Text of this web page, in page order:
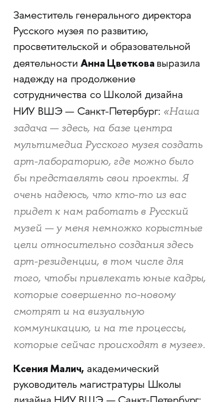
Заместитель генерального директора
Русского музея по развитию,
просветительской и образовательной
деятельностиАнна Цветкова выразила
надежду на продолжение
сотрудничества со Школой дизайна
НИУ ВШЭ — Санкт-Петербург: «Наша
задача — здесь, на базе центра
мультимедиа Русского музея создать
арт-лабораторию, где можно было
бы представлять свои проекты. Я
очень надеюсь, что кто-то из вас
придет к нам работать в Русский
музей — у меня немножко корыстные
цели относительно создания здесь
арт-резиденции, в том числе для
того, чтобы привлекать юные кадры,
которые совершенно по-новому
смотрят и на визуальную
коммуникацию, и на те процессы,
которые сейчас происходят в музее».
Ксения Малич, академический
руководитель магистратуры Школы